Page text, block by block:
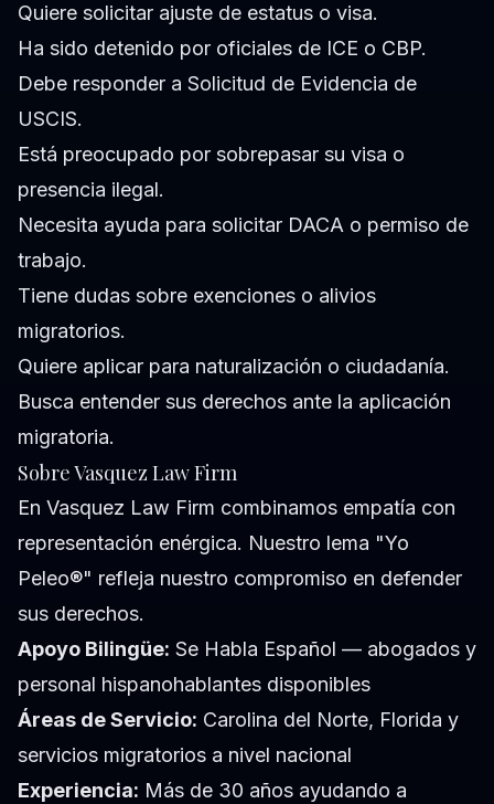
Quiere solicitar ajuste de estatus o visa.
Ha sido detenido por oficiales de ICE o CBP.
Debe responder a Solicitud de Evidencia de
USCIS.
Está preocupado por sobrepasar su visa o
presencia ilegal.
Necesita ayuda para solicitar DACA o permiso de
trabajo.
Tiene dudas sobre exenciones o alivios
migratorios.
Quiere aplicar para naturalización o ciudadanía.
Busca entender sus derechos ante la aplicación
migratoria.
Sobre Vasquez Law Firm
En Vasquez Law Firm combinamos empatía con
representación enérgica. Nuestro lema "Yo
Peleo®" refleja nuestro compromiso en defender
sus derechos.
Apoyo Bilingüe: Se Habla Español — abogados y
personal hispanohablantes disponibles
Áreas de Servicio: Carolina del Norte, Florida y
servicios migratorios a nivel nacional
Experiencia: Más de 30 años ayudando a